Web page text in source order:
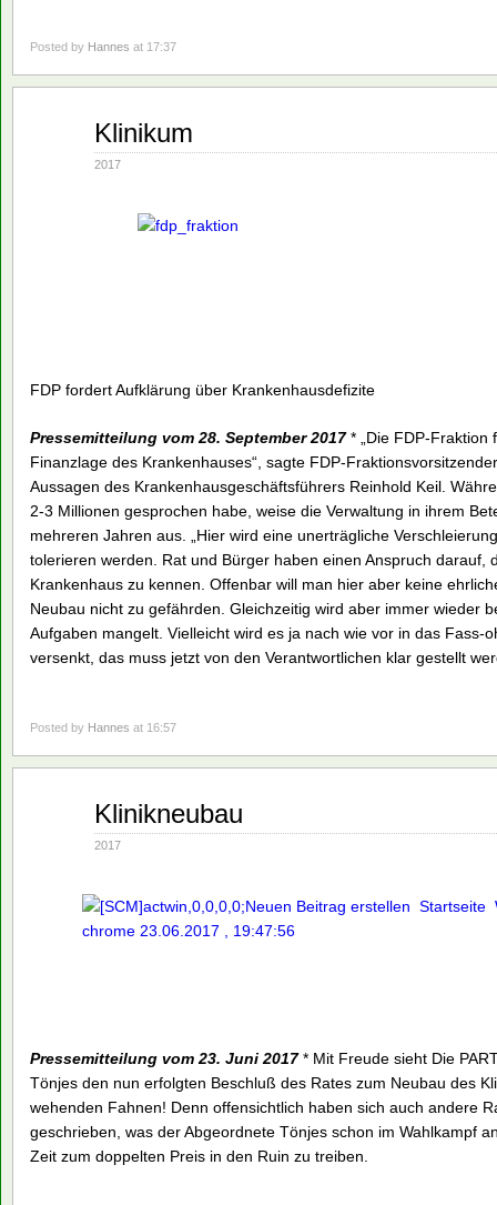
Posted by Hannes at 17:37
Klinikum
2017
FDP fordert Aufklärung über Krankenhausdefizite
Pressemitteilung vom 28. September 2017 * „Die FDP-Fraktion
Finanzlage des Krankenhauses“, sagte FDP-
Aussagen des Krankenhausgeschäftsführers Reinhold Keil.
2-3 Millionen gesprochen habe, weise die Verwaltung in ihrem
mehreren Jahren aus. „Hier wird eine unerträgliche
tolerieren werden. Rat und Bürger haben einen Anspruch darauf,
Krankenhaus zu kennen. Offenbar will man hier aber keine
Neubau nicht zu gefährden. Gleichzeitig wird aber immer wieder
Aufgaben mangelt. Vielleicht wird es ja nach wie vor in das Fass-
versenkt, das muss jetzt von den Verantwortlichen klar gestellt
Posted by Hannes at 16:57
Klinikneubau
2017
Pressemitteilung vom 23. Juni 2017 * Mit Freude sieht Die
Tönjes den nun erfolgten Beschluß des Rates zum Neubau des
wehenden Fahnen! Denn offensichtlich haben sich auch andere
geschrieben, was der Abgeordnete Tönjes schon im Wahlkampf
Zeit zum doppelten Preis in den Ruin zu treiben.